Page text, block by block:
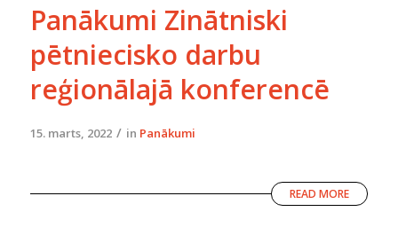
Panākumi Zinātniski
pētniecisko darbu
reģionālajā konferencē
15. marts, 2022 / in Panākumi
READ MORE